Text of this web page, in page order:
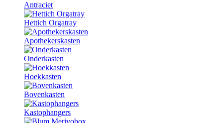
Antraciet
Hettich Orgatray
Apothekerskasten
Onderkasten
Hoekkasten
Bovenkasten
Kastophangers